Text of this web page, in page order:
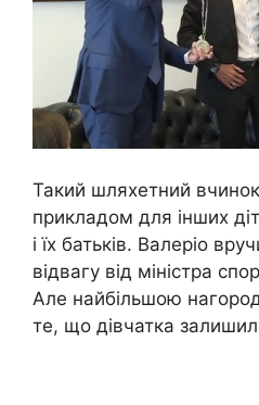
Такий шляхетний
прикладом для інших
і їх батьків. Валеріо
відвагу від міністра
Але найбільшою
те, що дівчатка